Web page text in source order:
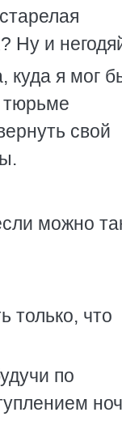
Ну и
куда я мог
тюрьме
свой
можно
только, что
по